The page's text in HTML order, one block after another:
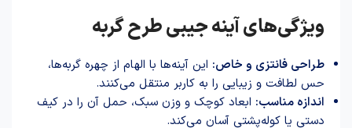
ویژگی‌های آینه جیبی طرح گربه
طراحی فانتزی و خاص: این آینه‌ها با الهام از چهره گربه‌ها،
حس لطافت و زیبایی را به کاربر منتقل می‌کنند.
اندازه مناسب: ابعاد کوچک و وزن سبک، حمل آن را در کیف
دستی یا کوله‌پشتی آسان می‌کند.